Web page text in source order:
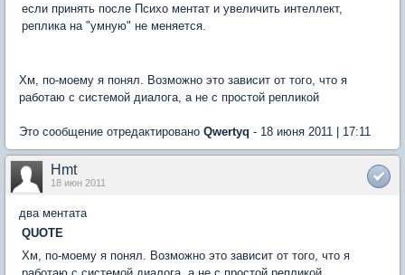
если принять после Психо ментат и увеличить интеллект,
реплика на "умную" не меняется.
Хм, по-моему я понял. Возможно это зависит от того, что я
работаю с системой диалога, а не с простой репликой
Это сообщение отредактировано Qwertyq - 18 июня 2011 | 17:11
Hmt
18 июн 2011
два ментата
QUOTE
Хм, по-моему я понял. Возможно это зависит от того, что я